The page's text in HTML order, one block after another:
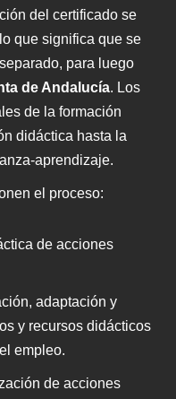
del certificado se
que significa que se
para luego
de Andalucía. Los
de la formación
didáctica hasta la
aprendizaje.
el proceso:
de acciones
adaptación y
y recursos didácticos
empleo.
de acciones